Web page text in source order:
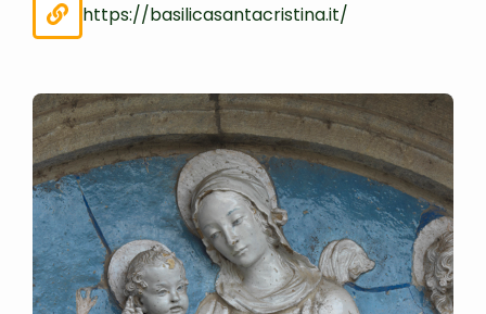
https://basilicasantacristina.it/